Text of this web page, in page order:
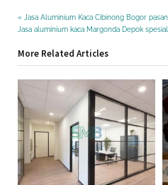
Navigasi
P
r
v
i
Jasa Aluminium Kaca Cibinong Bogor
N
x
t
s
Jasa aluminium kaca Margonda Depok
More Related Articles